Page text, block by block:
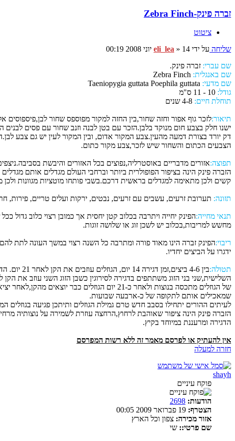
זברה פינק-Zebra Finch
ציטוט
שליחה על ידי eli_lea » 14 יוני 2008 00:19
שם עברי: זברה פינק.
שם באנגלית:
שם מדעי:
גודל: 10 - 11 ס"מ
תוחלת חיים:
תיאור:לזכר גוף אפור וחזה שחור,בין החזה למקור מפוספס שחור לבן,פיספוסים
ישנו חלק בצבע חום מנוקד בלבן.הזכר עם בטן לבנה וזנב שחור עם פסים לבנים
דק יורד בצורת דמעה מהעין.צבע המקור אדום, ובין המקור לעין יש גם צבע
הצבעים הכתום והשחור שיש לזכר,צבע מקור כתום.
תפוצה:אזורים מדבריים באוסטרליה,נפוצים בכל האזורים והיבשת בסביבה.ניצפים
הזברה פינק הינה בציפור הפופולרית ביותר וברחבי העולם מגדלים אותם
קשים ולכן מתאימה למגדלים בראשית דרכם.בשבי פותחו מוטציות מגוונות ולכן
תזונה: תערובת זרעים, עשבים עם זרעים, נבטים, ירקות ועלים טריים, פירות,
תנאי מחייה:הפינק יחייה ויתרבה בכלוב קטן יחסית אך כמובן רצוי כלוב גדול
מחשש למריבות,בכלוב יש לשכן זוג או שלושה זוגות.
ריבוי:הפינק זברה הינו מאוד פורה ומתרבה כל השנה רצוי במשך העונה לתת
ידגרו על הביצים יחדיו.
תטולה:בין 4-6 ביצים,זמן דגירה 14 יום, הגוזלים עוזבים את הקן לאחר 21 יום. הדגירה מתחילה בדרך כלל לאחר הטלת הביצה
השלישית,שני בני הזוג משתתפים בדגירה לסירוגין כשבן הזוג השני עוזב את
של הגוזלים מתכסה בנוצות ולאחר כ-21 יום הגוזלים כבר יוצאים מהקן,לאחר יציאתם מהקן עדיין הגוזלים תלויים בהוריהם
שמאכילים אותם לתקופה של כ-ארבעה שבועות.
לעיתים ההורים יתחילו בסבב חדש טרם גמילת הגוזלים ותיתכן פגיעה בגוזלים
הזברה פינק הינה ציפור שאוהבת לרחוץ,הרחצה עוזרת לשמירה על נוצותיה
הדגירה ומרעננת במיוחד בקיץ.
אין להעתיק או לפרסם מאמר זה ללא רשות המפרסם
חזרה למעלה
shayh
פוקח עיניים
הודעות: 2698
הצטרף:
אזור מכירה: צפון וכל הארץ
שם פרטי:: שי